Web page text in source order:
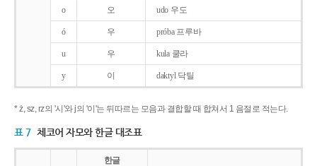
o 오 udo 우도
ó 우 próba 프루바
u 우 kula 쿨라
y 이 daktyl 닥틸
* ż, sz, rz의 '시'와 j의 '이'는 뒤따르는 모음과 결합할 때 합쳐서 1 음절로 적는다.
표 7 체코어 자모와 한글 대조표
한글